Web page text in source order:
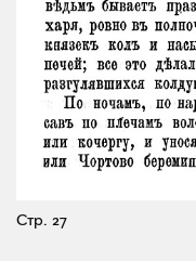
Стр. 27